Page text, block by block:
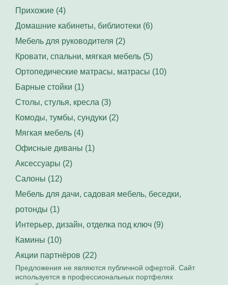
Прихожие (4)
Домашние кабинеты, библиотеки (6)
Мебель для руководителя (2)
Кровати, спальни, мягкая мебель (5)
Ортопедические матрасы, матрасы (10)
Барные стойки (1)
Столы, стулья, кресла (3)
Комоды, тумбы, сундуки (2)
Мягкая мебель (4)
Офисные диваны (1)
Аксессуары (2)
Салоны (12)
Мебель для дачи, садовая мебель, беседки,
ротонды (1)
Интерьер, дизайн, отделка под ключ (9)
Камины (10)
Акции партнёров (22)
Предложения не являются публичной офертой. Сайт
используется в профессиональных портфелях